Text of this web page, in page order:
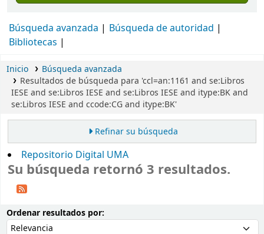
Búsqueda avanzada
Búsqueda de autoridad
Bibliotecas
Inicio
Búsqueda avanzada
Resultados de búsqueda para 'ccl=an:1161 and se:Libros
IESE and se:Libros IESE and se:Libros IESE and itype:BK and
se:Libros IESE and ccode:CG and itype:BK'
Refinar su búsqueda
Repositorio Digital UMA
Su búsqueda retornó 3 resultados.
Ordenar resultados por: